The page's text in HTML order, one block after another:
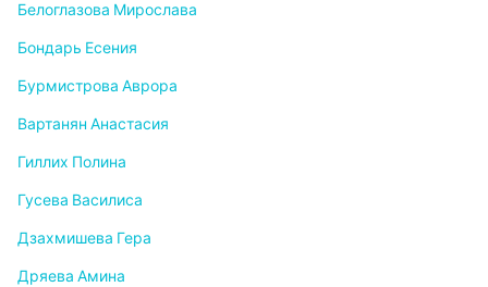
Белоглазова Мирослава
Бондарь Есения
Бурмистрова Аврора
Вартанян Анастасия
Гиллих Полина
Гусева Василиса
Дзахмишева Гера
Дряева Амина